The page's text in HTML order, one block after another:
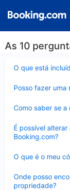
As 10
O que está
Posso fazer
Como saber se
É possível
Booking.com?
Contraído
O que é o meu
Onde posso
propriedade?